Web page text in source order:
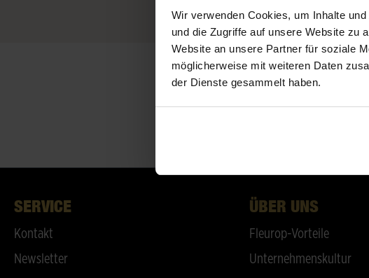
Wir verwenden Cookies, um Inhalte
und die Zugriffe auf unsere Website zu
Website an unsere Partner für soziale
möglicherweise mit weiteren Daten
der Dienste gesammelt haben.
SERVICE
Kontakt
Newsletter
ÜBER UNS
Fleurop-Vorteile
Unternehmenskultur